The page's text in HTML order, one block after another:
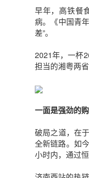
早年，高铁餐
病。《中国青
差”。
2021年，一杯
担当的湘粤两
一面是强劲的
破局之道，在
全新链路。如
小时内，通过